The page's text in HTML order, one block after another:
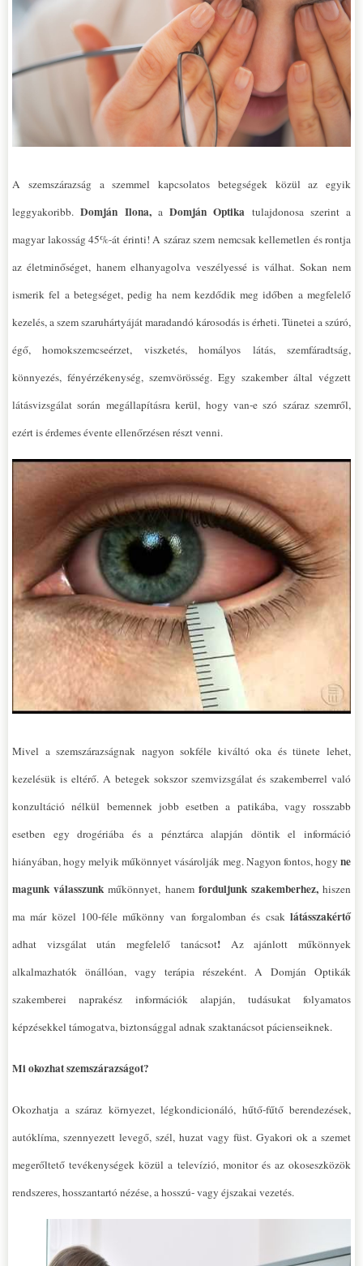
A szemszárazság a szemmel kapcsolatos betegségek közül az egyik
leggyakoribb.Domján Ilona, aDomján Optika tulajdonosa szerint a
magyar lakosság 45%-át érinti! A száraz szem nemcsak kellemetlen és rontja
az életminőséget, hanem elhanyagolva veszélyessé is válhat. Sokan nem
ismerik fel a betegséget, pedig ha nem kezdődik meg időben a megfelelő
kezelés, a szem szaruhártyáját maradandó károsodás is érheti. Tünetei a szúró,
égő, homokszemcseérzet, viszketés, homályos látás, szemfáradtság,
könnyezés, fényérzékenység, szemvörösség. Egy szakember által végzett
látásvizsgálat során megállapításra kerül, hogy van-e szó száraz szemről,
ezért is érdemes évente ellenőrzésen részt venni.
Mivel a szemszárazságnak nagyon sokféle kiváltó oka és tünete lehet,
kezelésük is eltérő. A betegek sokszor szemvizsgálat és szakemberrel való
konzultáció nélkül bemennek jobb esetben a patikába, vagy rosszabb
esetben egy drogériába és a pénztárca alapján döntik el információ
hiányában, hogy melyik műkönnyet vásárolják meg. Nagyon fontos, hogy ne
magunk válasszunkműkönnyet, hanem forduljunk szakemberhez,hiszen
ma már közel 100-féle műkönny van forgalomban és csak látásszakértő
adhat vizsgálat után megfelelő tanácsot!Az ajánlott műkönnyek
alkalmazhatók önállóan, vagy terápia részeként. A Domján Optikák
szakemberei naprakész információk alapján, tudásukat folyamatos
képzésekkel támogatva, biztonsággal adnak szaktanácsot pácienseiknek.
Mi okozhat szemszárazságot?
Okozhatja a száraz környezet, légkondicionáló, hűtő-fűtő berendezések,
autóklíma, szennyezett levegő, szél, huzat vagy füst. Gyakori ok a szemet
megerőltető tevékenységek közül a televízió, monitor és az okoseszközök
rendszeres, hosszantartó nézése, a hosszú- vagy éjszakai vezetés.